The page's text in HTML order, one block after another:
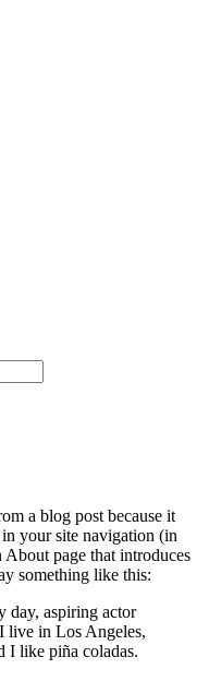
a blog post because it
your site navigation (in
page that introduces
something like this:
day, aspiring actor
live in Los Angeles,
I like piña coladas.